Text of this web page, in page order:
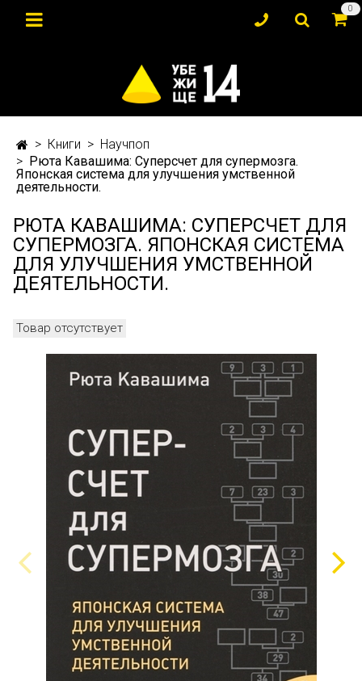
0
Книги
Научпоп
Рюта Кавашима: Суперсчет для супермозга.
Японская система для улучшения умственной
деятельности.
РЮТА КАВАШИМА: СУПЕРСЧЕТ ДЛЯ
СУПЕРМОЗГА. ЯПОНСКАЯ СИСТЕМА
ДЛЯ УЛУЧШЕНИЯ УМСТВЕННОЙ
ДЕЯТЕЛЬНОСТИ.
Товар отсутствует